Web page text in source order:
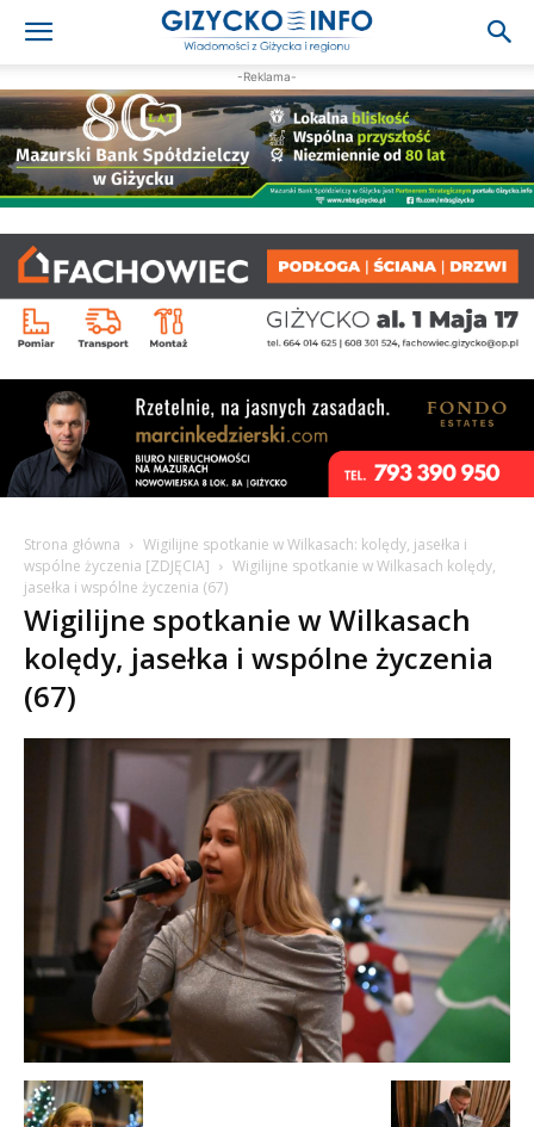
-Reklama-
Strona główna
Wigilijne spotkanie w Wilkasach: kolędy, jasełka i
wspólne życzenia [ZDJĘCIA]
Wigilijne spotkanie w Wilkasach kolędy,
jasełka i wspólne życzenia (67)
Wigilijne spotkanie w Wilkasach
kolędy, jasełka i wspólne życzenia
(67)